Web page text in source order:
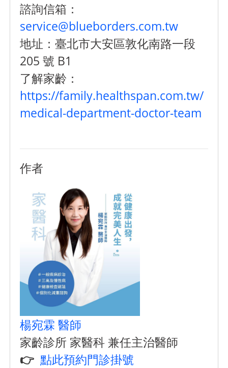
諮詢信箱：
service@blueborders.com.tw
地址：臺北市大安區敦化南路一段
205 號 B1
了解家齡：
https://family.healthspan.com.tw/
medical-department-doctor-team
作者
楊宛霖 醫師
家齡診所 家醫科 兼任主治醫師
👉點此預約門診掛號